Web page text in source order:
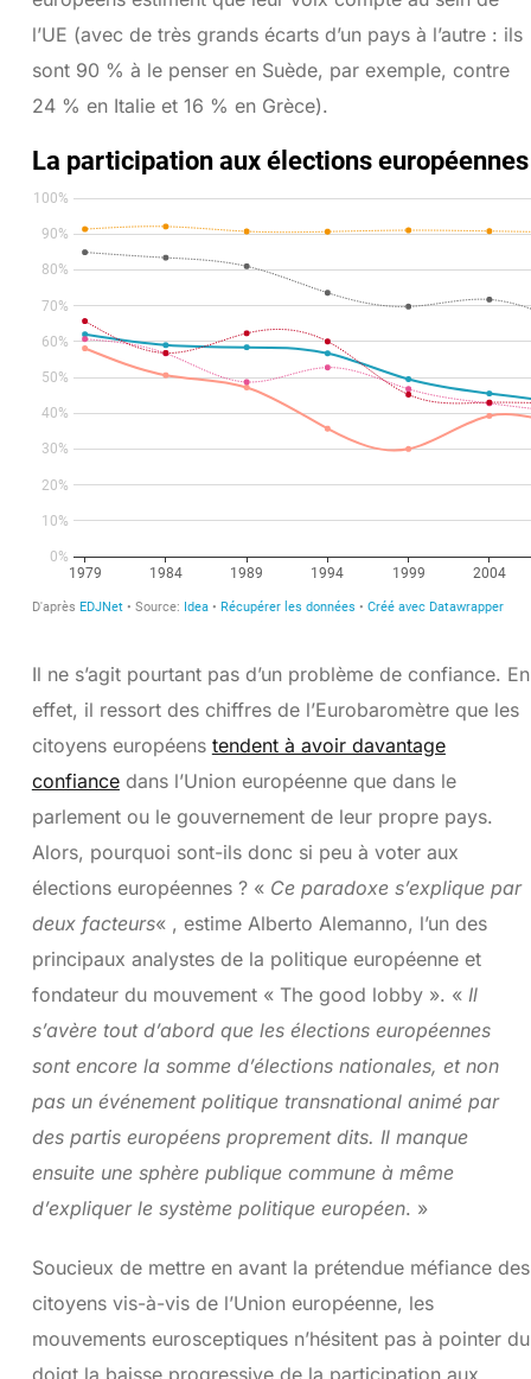
l’UE (avec de très grands écarts d’un pays à l’autre : ils
sont 90 % à le penser en Suède, par exemple, contre
24 % en Italie et 16 % en Grèce).
Il ne s’agit pourtant pas d’un problème de confiance. En
effet, il ressort des chiffres de l’Eurobaromètre que les
citoyens européens tendent à avoir davantage
confiancedans l’Union européenne que dans le
parlement ou le gouvernement de leur propre pays.
Alors, pourquoi sont-ils donc si peu à voter aux
élections européennes ? « Ce paradoxe s’explique par
deux facteurs« , estime Alberto Alemanno, l’un des
principaux analystes de la politique européenne et
fondateur du mouvement « The good lobby ». « Il
s’avère tout d’abord que les élections européennes
sont encore la somme d’élections nationales, et non
pas un événement politique transnational animé par
des partis européens proprement dits. Il manque
ensuite une sphère publique commune à même
d’expliquer le système politique européen. »
Soucieux de mettre en avant la prétendue méfiance des
citoyens vis-à-vis de l’Union européenne, les
mouvements eurosceptiques n’hésitent pas à pointer du
doigt la baisse progressive de la participation aux